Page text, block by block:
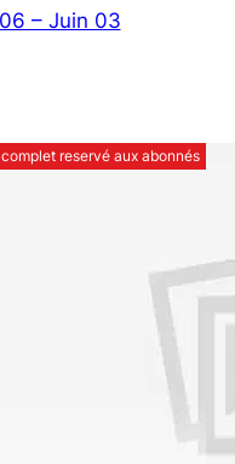
06 – Juin 03
reservé aux abonnés